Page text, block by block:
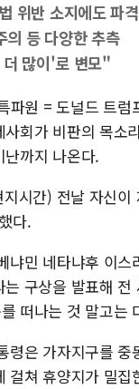
위반 소지에도 파
의 등 다양한 추측
많이'로 변모"
파원 = 도널드 트
회가 비판의 목
까지 나온다.
시간) 전날 자신
다.
냐민 네타냐후 이
구상을 발표해
떠나는 것 말고는
령은 가자지구를
걸쳐 휴양지가 밀